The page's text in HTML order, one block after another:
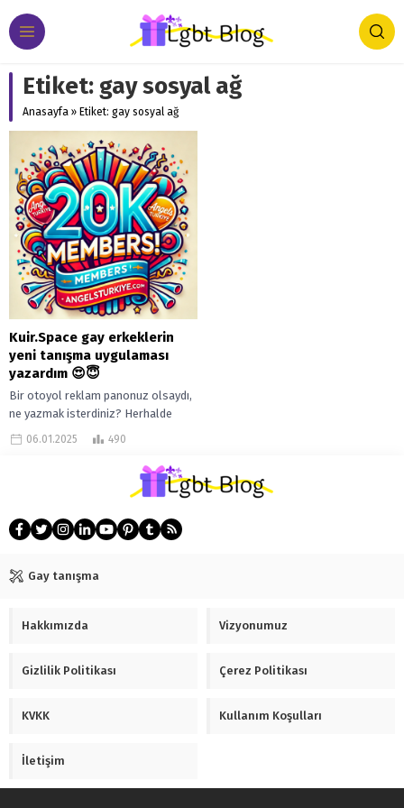
Etiket: gay sosyal ağ
Anasayfa » Etiket: gay sosyal ağ
Kuir.Space gay erkeklerin
yeni tanışma uygulaması
yazardım 😍😇
Bir otoyol reklam panonuz olsaydı,
ne yazmak isterdiniz? Herhalde
bedava reklama kimse hayır demez.
06.01.2025 490
Gay tanışma
Hakkımızda Vizyonumuz
Gizlilik Politikası Çerez Politikası
KVKK Kullanım Koşulları
İletişim